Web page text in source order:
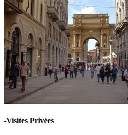
-Visites Privées